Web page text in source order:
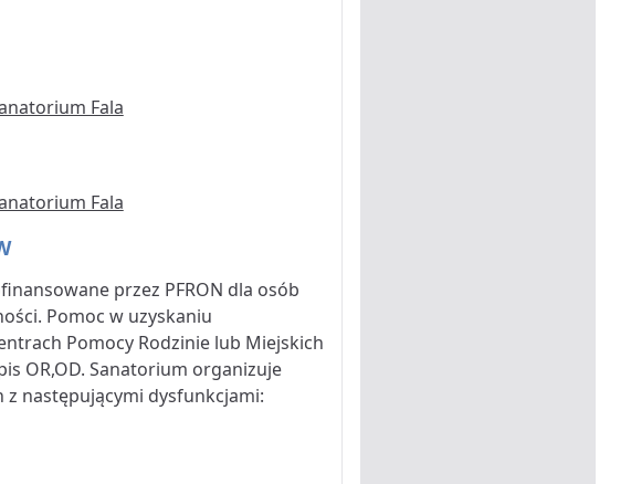
przez PFRON dla osób
Pomoc w uzyskaniu
Pomocy Rodzinie lub Miejskich
OR,OD. Sanatorium organizuje
następującymi dysfunkcjami: